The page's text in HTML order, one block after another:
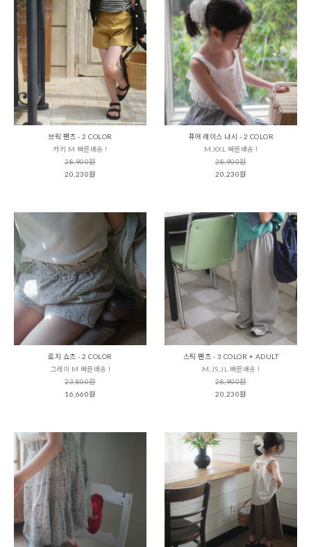
브릭 팬츠 - 2 COLOR
카키 M 빠른배송 !
28,900원
20,230원
퓨어 레이스 나시 - 2 COLOR
M,XXL 빠른배송 !
28,900원
20,230원
로지 쇼츠 - 2 COLOR
그레이 M 빠른배송 !
23,800원
16,660원
스틱 팬츠 - 3 COLOR + ADULT
M,JS,JL 빠른배송 !
28,900원
20,230원